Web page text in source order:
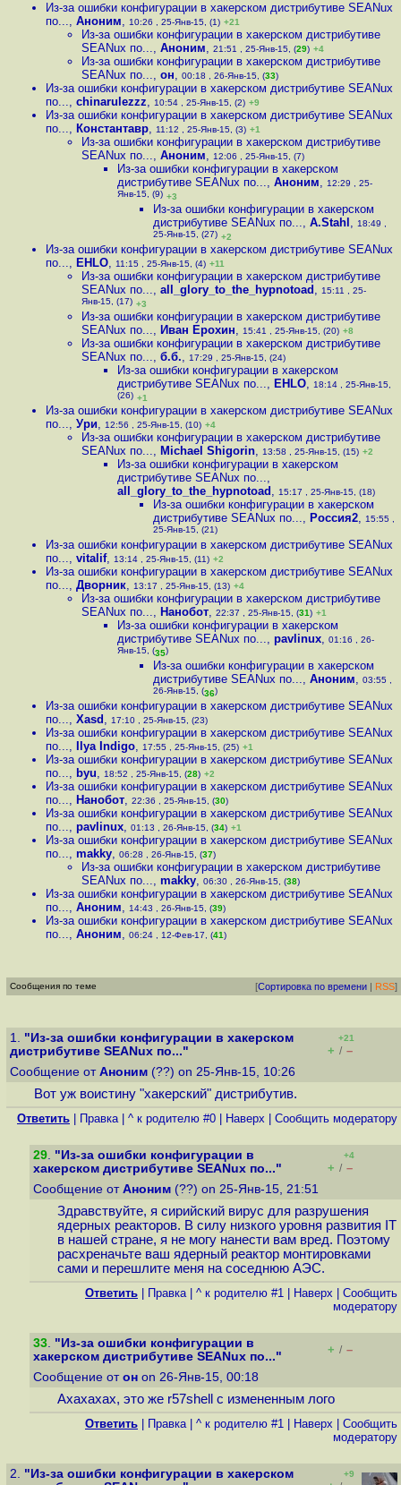
Из-за ошибки конфигурации в хакерском дистрибутиве SEANux
по..., Аноним, 10:26 , 25-Янв-15, (1) +21
Из-за ошибки конфигурации в хакерском дистрибутиве
SEANux по..., Аноним, 21:51 , 25-Янв-15, (29) +4
Из-за ошибки конфигурации в хакерском дистрибутиве
SEANux по..., он, 00:18 , 26-Янв-15, (33)
Из-за ошибки конфигурации в хакерском дистрибутиве SEANux
по..., chinarulezzz, 10:54 , 25-Янв-15, (2) +9
Из-за ошибки конфигурации в хакерском дистрибутиве SEANux
по..., Константавр, 11:12 , 25-Янв-15, (3) +1
Из-за ошибки конфигурации в хакерском дистрибутиве
SEANux по..., Аноним, 12:06 , 25-Янв-15, (7)
Из-за ошибки конфигурации в хакерском
дистрибутиве SEANux по..., Аноним, 12:29 , 25-
Янв-15, (9) +3
Из-за ошибки конфигурации в хакерском
дистрибутиве SEANux по..., A.Stahl , 18:49 ,
25-Янв-15, (27) +2
Из-за ошибки конфигурации в хакерском дистрибутиве SEANux
по..., EHLO, 11:15 , 25-Янв-15, (4) +11
Из-за ошибки конфигурации в хакерском дистрибутиве
SEANux по..., all_glory_to_the_hypnotoad , 15:11 , 25-
Янв-15, (17) +3
Из-за ошибки конфигурации в хакерском дистрибутиве
SEANux по..., Иван Ерохин, 15:41 , 25-Янв-15, (20) +8
Из-за ошибки конфигурации в хакерском дистрибутиве
SEANux по..., б.б., 17:29 , 25-Янв-15, (24)
Из-за ошибки конфигурации в хакерском
дистрибутиве SEANux по..., EHLO, 18:14 , 25-Янв-15,
(26) +1
Из-за ошибки конфигурации в хакерском дистрибутиве SEANux
по..., Ури, 12:56 , 25-Янв-15, (10) +4
Из-за ошибки конфигурации в хакерском дистрибутиве
SEANux по..., Michael Shigorin, 13:58 , 25-Янв-15, (15) +2
Из-за ошибки конфигурации в хакерском
дистрибутиве SEANux по...,
all_glory_to_the_hypnotoad , 15:17 , 25-Янв-15, (18)
Из-за ошибки конфигурации в хакерском
дистрибутиве SEANux по..., Россия2, 15:55 ,
25-Янв-15, (21)
Из-за ошибки конфигурации в хакерском дистрибутиве SEANux
по..., vitalif, 13:14 , 25-Янв-15, (11) +2
Из-за ошибки конфигурации в хакерском дистрибутиве SEANux
по..., Дворник, 13:17 , 25-Янв-15, (13) +4
Из-за ошибки конфигурации в хакерском дистрибутиве
SEANux по..., Нанобот, 22:37 , 25-Янв-15, (31) +1
Из-за ошибки конфигурации в хакерском
дистрибутиве SEANux по..., pavlinux, 01:16 , 26-
Янв-15, (35)
Из-за ошибки конфигурации в хакерском
дистрибутиве SEANux по..., Аноним, 03:55 ,
26-Янв-15, (36)
Из-за ошибки конфигурации в хакерском дистрибутиве SEANux
по..., Xasd , 17:10 , 25-Янв-15, (23)
Из-за ошибки конфигурации в хакерском дистрибутиве SEANux
по..., Ilya Indigo, 17:55 , 25-Янв-15, (25) +1
Из-за ошибки конфигурации в хакерском дистрибутиве SEANux
по..., byu, 18:52 , 25-Янв-15, (28) +2
Из-за ошибки конфигурации в хакерском дистрибутиве SEANux
по..., Нанобот, 22:36 , 25-Янв-15, (30)
Из-за ошибки конфигурации в хакерском дистрибутиве SEANux
по..., pavlinux, 01:13 , 26-Янв-15, (34) +1
Из-за ошибки конфигурации в хакерском дистрибутиве SEANux
по..., makky, 06:28 , 26-Янв-15, (37)
Из-за ошибки конфигурации в хакерском дистрибутиве
SEANux по..., makky, 06:30 , 26-Янв-15, (38)
Из-за ошибки конфигурации в хакерском дистрибутиве SEANux
по..., Аноним, 14:43 , 26-Янв-15, (39)
Из-за ошибки конфигурации в хакерском дистрибутиве SEANux
по..., Аноним, 06:24 , 12-Фев-17, (41)
Сообщения по теме [Сортировка по времени | RSS]
1. "Из-за ошибки конфигурации в хакерском
дистрибутиве SEANux по..."
+21
+ / –
Сообщение от Аноним (??) on 25-Янв-15, 10:26
Вот уж воистину "хакерский" дистрибутив.
Ответить Правка| ^ к родителю #0 Наверх Cообщить модератору
29. "Из-за ошибки конфигурации в
хакерском дистрибутиве SEANux по..."
+4
+ / –
Сообщение от Аноним (??) on 25-Янв-15, 21:51
Здравствуйте, я сирийский вирус для разрушения
ядерных реакторов. В силу низкого уровня развития IT
в нашей стране, я не могу нанести вам вред. Поэтому
расхреначьте ваш ядерный реактор монтировками
сами и перешлите меня на соседнюю АЭС.
Ответить Правка| ^ к родителю #1 Наверх
Cообщить
модератору
33. "Из-за ошибки конфигурации в
хакерском дистрибутиве SEANux по..."
+ / –
Сообщение от он on 26-Янв-15, 00:18
Ахахахах, это же r57shell с измененным лого
Ответить Правка| ^ к родителю #1 Наверх
Cообщить
модератору
2. "Из-за ошибки конфигурации в хакерском
+9